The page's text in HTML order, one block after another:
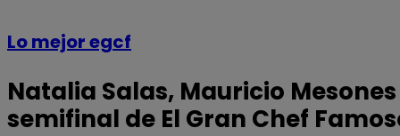
Lo mejor egcf
Natalia Salas, Mauricio
semifinal de El Gran Chef